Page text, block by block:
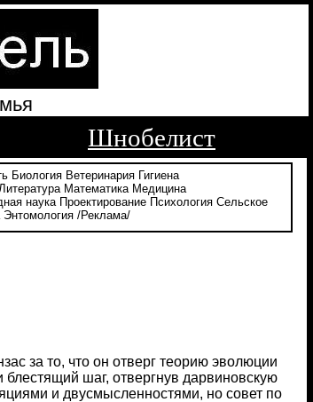
Шнобелист
Биология Ветеринария Гигиена
Литература Математика Медицина
наука Проектирование Психология Сельское
Энтомология /Реклама/
за то, что он отверг теорию эволюции
шаг, отвергнув дарвиновскую
и двусмысленностями, но совет по